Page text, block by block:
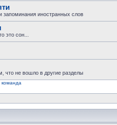
запоминания иностранных слов
это сон...
что не вошло в другие разделы